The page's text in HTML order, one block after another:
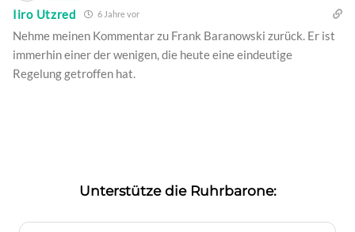
Iiro Utzred 6 Jahre vor
Nehme meinen Kommentar zu Frank Baranowski zurück. Er ist
immerhin einer der wenigen, die heute eine eindeutige
Regelung getroffen hat.
Unterstütze die Ruhrbarone: